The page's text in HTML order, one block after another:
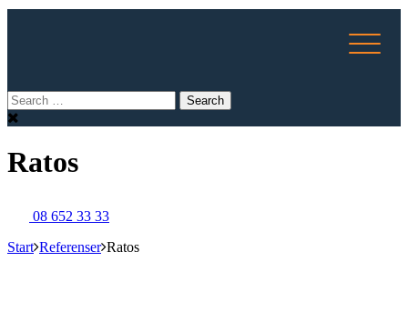
Ratos
08 652 33 33
Start Referenser Ratos